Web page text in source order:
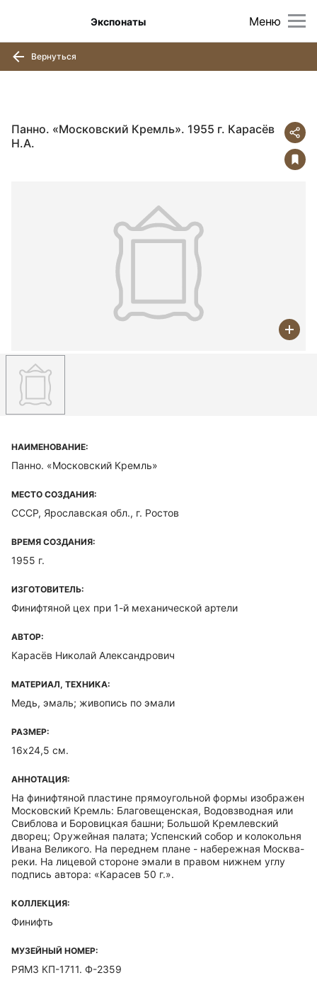
Меню
Экспонаты
Вернуться
Панно. «Московский Кремль». 1955 г. Карасёв
Н.А.
НАИМЕНОВАНИЕ:
Панно. «Московский Кремль»
МЕСТО СОЗДАНИЯ:
СССР, Ярославская обл., г. Ростов
ВРЕМЯ СОЗДАНИЯ:
1955 г.
ИЗГОТОВИТЕЛЬ:
Финифтяной цех при 1-й механической артели
АВТОР:
Карасёв Николай Александрович
МАТЕРИАЛ, ТЕХНИКА:
Медь, эмаль; живопись по эмали
РАЗМЕР:
16х24,5 см.
АННОТАЦИЯ:
На финифтяной пластине прямоугольной формы изображен
Московский Кремль: Благовещенская, Водовзводная или
Свиблова и Боровицкая башни; Большой Кремлевский
дворец; Оружейная палата; Успенский собор и колокольня
Ивана Великого. На переднем плане - набережная Москва-
реки. На лицевой стороне эмали в правом нижнем углу
подпись автора: «Карасев 50 г.».
КОЛЛЕКЦИЯ:
Финифть
МУЗЕЙНЫЙ НОМЕР:
РЯМЗ КП-1711. Ф-2359